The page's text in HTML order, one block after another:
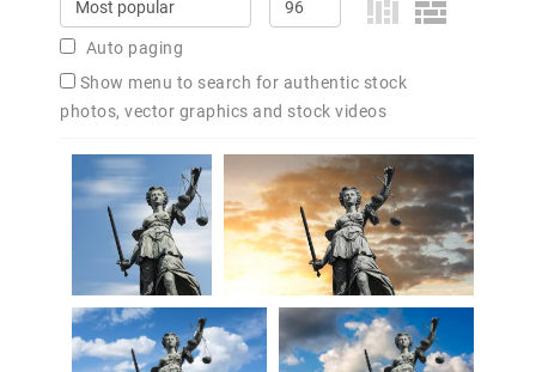
Auto paging
Show menu to search for authentic stock
photos, vector graphics and stock videos